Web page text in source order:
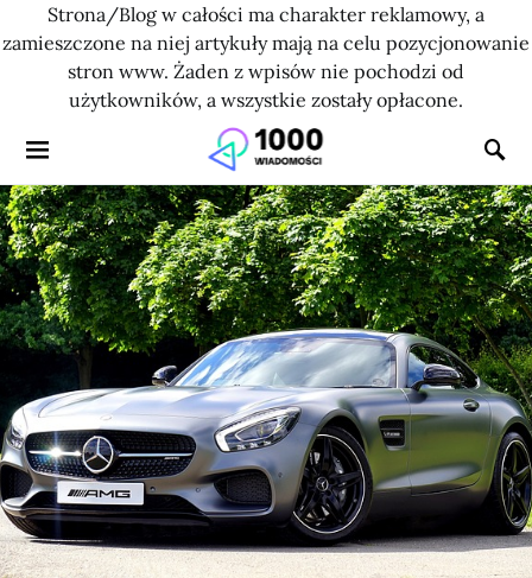
Strona/Blog w całości ma charakter reklamowy, a
zamieszczone na niej artykuły mają na celu pozycjonowanie
stron www. Żaden z wpisów nie pochodzi od
użytkowników, a wszystkie zostały opłacone.